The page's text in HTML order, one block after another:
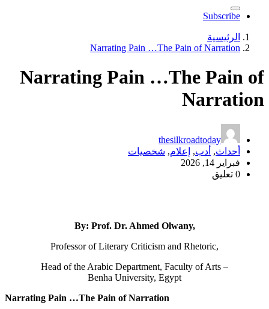
Narrating Pain
Narrating Pain
By: Prof. Dr. Ahmed
Professor of Literary
Head of the Arabic
Narrating Pain …The Pain of